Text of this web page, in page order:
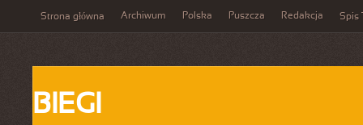
Strona główna Archiwum Polska Puszcza Redakcja Spis
BIEGI